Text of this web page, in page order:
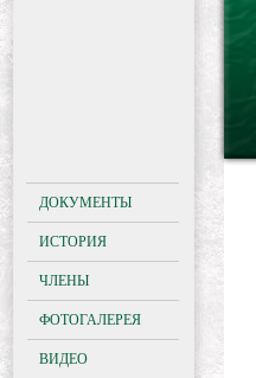
ДОКУМЕНТЫ
ИСТОРИЯ
ЧЛЕНЫ
ФОТОГАЛЕРЕЯ
ВИДЕО